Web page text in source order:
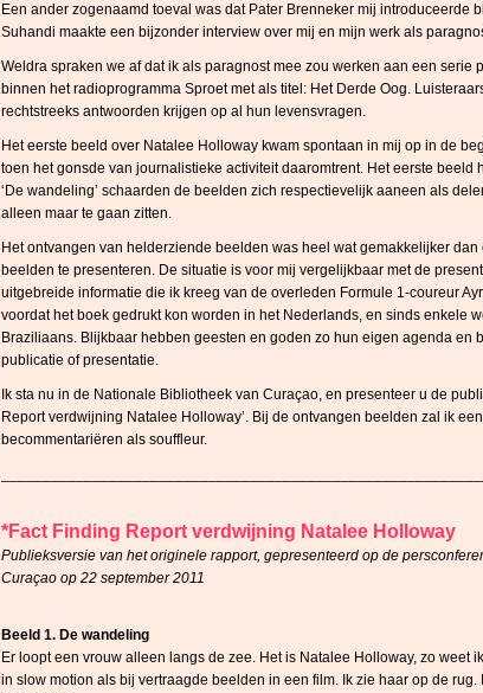
Een ander zogenaamd toeval was dat Pater Brenneker mij introduceerde
Suhandi maakte een bijzonder interview over mij en mijn werk als
Weldra spraken we af dat ik als paragnost mee zou werken aan een serie
binnen het radioprogramma Sproet met als titel: Het Derde Oog.
rechtstreeks antwoorden krijgen op al hun levensvragen.
Het eerste beeld over Natalee Holloway kwam spontaan in mij op in de
toen het gonsde van journalistieke activiteit daaromtrent. Het eerste beeld
‘De wandeling’ schaarden de beelden zich respectievelijk aaneen als
alleen maar te gaan zitten.
Het ontvangen van helderziende beelden was heel wat gemakkelijker
beelden te presenteren. De situatie is voor mij vergelijkbaar met de
uitgebreide informatie die ik kreeg van de overleden Formule 1-coureur
voordat het boek gedrukt kon worden in het Nederlands, en sinds enkele
Braziliaans. Blijkbaar hebben geesten en goden zo hun eigen agenda en
publicatie of presentatie.
Ik sta nu in de Nationale Bibliotheek van Curaçao, en presenteer u de
Report verdwijning Natalee Holloway’. Bij de ontvangen beelden zal ik
becommentariëren als souffleur.
*Fact Finding Report verdwijning Natalee Holloway
Publieksversie van het originele rapport, gepresenteerd op de
Curaçao op 22 september 2011
Beeld 1. De wandeling
Er loopt een vrouw alleen langs de zee. Het is Natalee Holloway, zo weet
in slow motion als bij vertraagde beelden in een film. Ik zie haar op de rug.